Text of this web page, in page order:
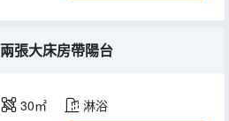
兩張大床房帶陽台
30㎡ 淋浴